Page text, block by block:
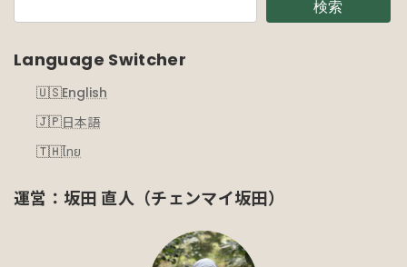
検索
Language Switcher
English
日本語
ไทย
運営：坂田 直人（チェンマイ坂田）